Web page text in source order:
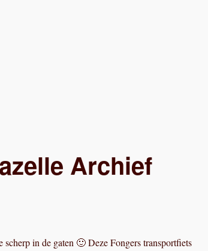
Archief
in de gaten 🙂 Deze Fongers transportfiets